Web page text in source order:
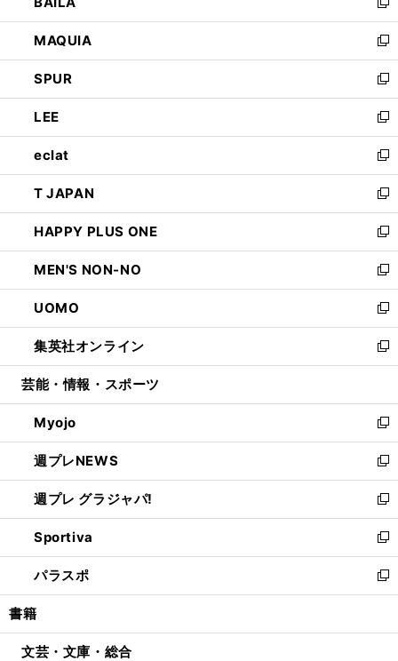
ィ
ン
ド
ウ
で
開
く
い
ウ
ィ
ン
ド
ウ
で
開
く
新
し
い
ウ
ィ
ン
ド
ウ
で
開
く
MAQUIA
新
し
い
ウ
ィ
ン
ド
ウ
で
開
く
SPUR
新
し
い
ウ
ィ
ン
ド
ウ
で
開
く
LEE
新
し
い
ウ
ィ
ン
ド
ウ
で
開
く
eclat
新
し
い
ウ
ィ
ン
ド
ウ
で
開
く
T JAPAN
新
し
い
ウ
ィ
ン
ド
ウ
で
開
HAPPY PLUS ONE
新
し
い
ウ
ィ
ン
ド
ウ
開
く
MEN'S NON-NO
新
し
い
ウ
ィ
ン
ウ
で
開
く
UOMO
新
し
い
ウ
ン
ド
ウ
で
開
く
集英社オンライン
新
し
ウ
ィ
ン
ド
ウ
で
開
く
芸能・情報・スポーツ
Myojo
新
し
い
ウ
ィ
ン
ド
ウ
で
開
週プレNEWS
新
し
い
ウ
ィ
ン
ド
ウ
開
週プレ グラジャパ!
新
し
い
ウ
ィ
ン
ウ
Sportiva
新
し
い
ウ
ン
パラスポ
新
し
ウ
書籍
文芸・文庫・総合